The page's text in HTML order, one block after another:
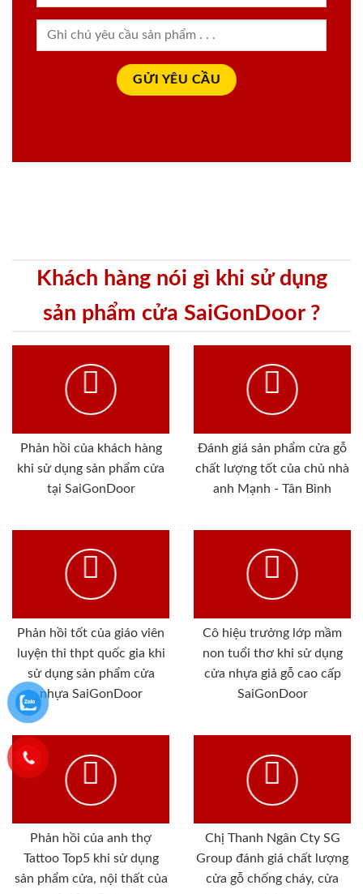
Khách hàng nói gì khi sử dụng
sản phẩm cửa SaiGonDoor ?
Phản hồi của khách hàng
khi sử dụng sản phẩm cửa
tại SaiGonDoor
Đánh giá sản phẩm cửa gỗ
chất lượng tốt của chủ nhà
anh Mạnh - Tân Bình
Phản hồi tốt của giáo viên
luyện thi thpt quốc gia khi
sử dụng sản phẩm cửa
nhựa SaiGonDoor
Cô hiệu trưởng lớp mầm
non tuổi thơ khi sử dụng
cửa nhựa giả gỗ cao cấp
SaiGonDoor
Phản hồi của anh thợ
Tattoo Top5 khi sử dụng
sản phẩm cửa, nội thất của
Chị Thanh Ngân Cty SG
Group đánh giá chất lượng
cửa gỗ chống cháy, cửa